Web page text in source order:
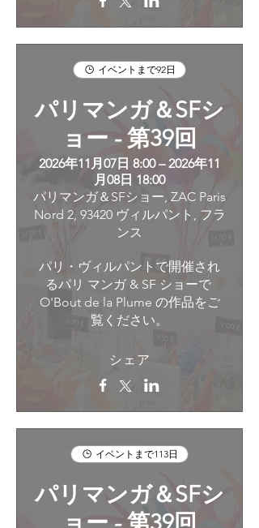
イベントまで92日
パリマンガ＆SFシ
ョー - 第39回
2026年11月07日 8:00 – 2026年11
月08日 18:00
パリマンガ＆SFショー, ZAC Paris
Nord 2, 93420 ヴィルパント, フラ
ンス
パリ・ヴィルパントで開催され
るパリ マンガ & SF ショーで
O'Bout de la Plume の作品をご
覧ください。
シェア
イベントまで113日
パリマンガ＆SFシ
ョー - 第39回